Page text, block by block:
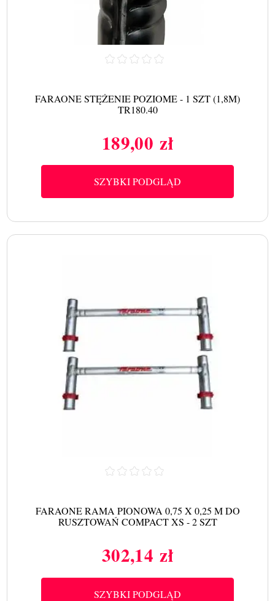
FARAONE STĘŻENIE POZIOME - 1 SZT (1,8M)
TR180.40
Cena
189,00 zł
SZYBKI PODGLĄD
FARAONE RAMA PIONOWA 0,75 X 0,25 M DO
RUSZTOWAŃ COMPACT XS - 2 SZT
Cena
302,14 zł
SZYBKI PODGLĄD